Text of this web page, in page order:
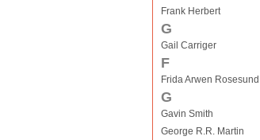
Frank Herbert
G
Gail Carriger
F
Frida Arwen Rosesund
G
Gavin Smith
George R.R. Martin